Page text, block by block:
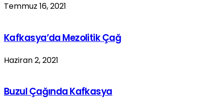
Temmuz 16, 2021
Kafkasya’da Mezolitik Çağ
Haziran 2, 2021
Buzul Çağında Kafkasya